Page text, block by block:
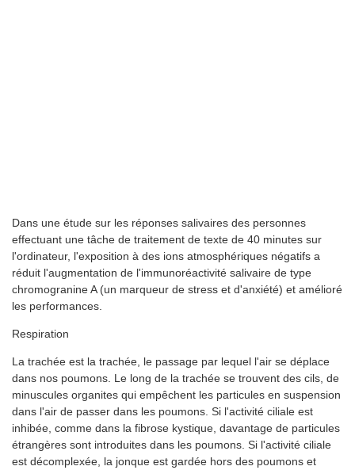
Dans une étude sur les réponses salivaires des personnes
effectuant une tâche de traitement de texte de 40 minutes sur
l'ordinateur, l'exposition à des ions atmosphériques négatifs a
réduit l'augmentation de l'immunoréactivité salivaire de type
chromogranine A (un marqueur de stress et d'anxiété) et amélioré
les performances.
Respiration
La trachée est la trachée, le passage par lequel l'air se déplace
dans nos poumons. Le long de la trachée se trouvent des cils, de
minuscules organites qui empêchent les particules en suspension
dans l'air de passer dans les poumons. Si l'activité ciliale est
inhibée, comme dans la fibrose kystique, davantage de particules
étrangères sont introduites dans les poumons. Si l'activité ciliale
est décomplexée, la jonque est gardée hors des poumons et